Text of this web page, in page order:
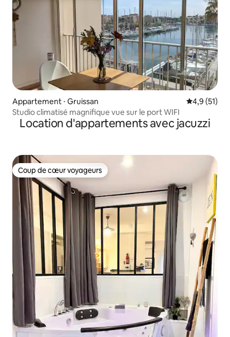
Appartement ⋅ Gruissan Évaluation
4,9 (51)
Studio climatisé magnifique vue sur le port WIFI
Location d'appartements avec jacuzzi
Coup de cœur voyageurs
Coup de cœur voyageurs